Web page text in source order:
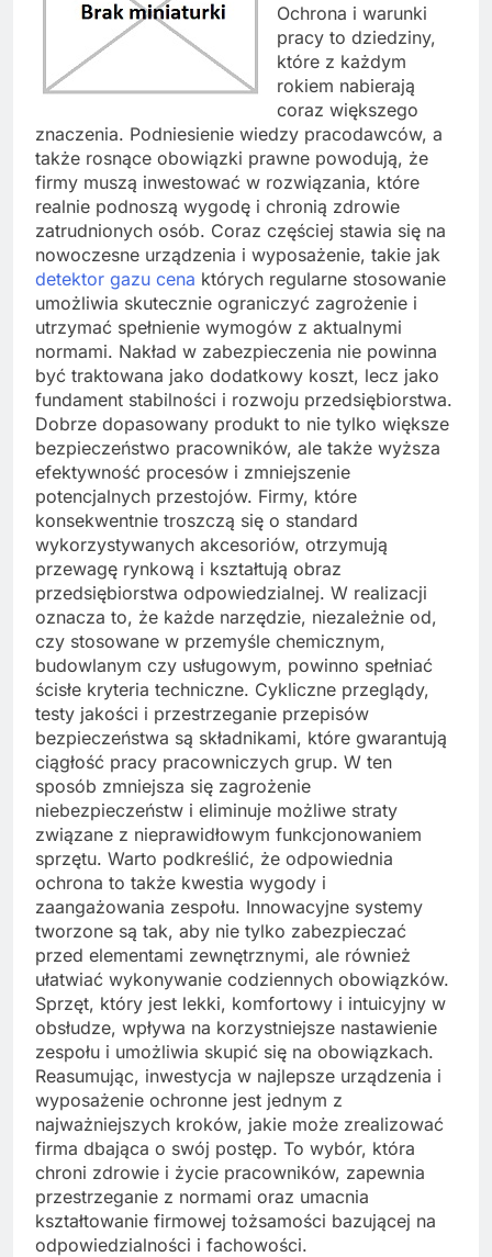
Ochrona i warunki
pracy to dziedziny,
które z każdym
rokiem nabierają
coraz większego
znaczenia. Podniesienie wiedzy pracodawców, a
także rosnące obowiązki prawne powodują, że
firmy muszą inwestować w rozwiązania, które
realnie podnoszą wygodę i chronią zdrowie
zatrudnionych osób. Coraz częściej stawia się na
nowoczesne urządzenia i wyposażenie, takie jak
detektor gazu cena których regularne stosowanie
umożliwia skutecznie ograniczyć zagrożenie i
utrzymać spełnienie wymogów z aktualnymi
normami. Nakład w zabezpieczenia nie powinna
być traktowana jako dodatkowy koszt, lecz jako
fundament stabilności i rozwoju przedsiębiorstwa.
Dobrze dopasowany produkt to nie tylko większe
bezpieczeństwo pracowników, ale także wyższa
efektywność procesów i zmniejszenie
potencjalnych przestojów. Firmy, które
konsekwentnie troszczą się o standard
wykorzystywanych akcesoriów, otrzymują
przewagę rynkową i kształtują obraz
przedsiębiorstwa odpowiedzialnej. W realizacji
oznacza to, że każde narzędzie, niezależnie od,
czy stosowane w przemyśle chemicznym,
budowlanym czy usługowym, powinno spełniać
ścisłe kryteria techniczne. Cykliczne przeglądy,
testy jakości i przestrzeganie przepisów
bezpieczeństwa są składnikami, które gwarantują
ciągłość pracy pracowniczych grup. W ten
sposób zmniejsza się zagrożenie
niebezpieczeństw i eliminuje możliwe straty
związane z nieprawidłowym funkcjonowaniem
sprzętu. Warto podkreślić, że odpowiednia
ochrona to także kwestia wygody i
zaangażowania zespołu. Innowacyjne systemy
tworzone są tak, aby nie tylko zabezpieczać
przed elementami zewnętrznymi, ale również
ułatwiać wykonywanie codziennych obowiązków.
Sprzęt, który jest lekki, komfortowy i intuicyjny w
obsłudze, wpływa na korzystniejsze nastawienie
zespołu i umożliwia skupić się na obowiązkach.
Reasumując, inwestycja w najlepsze urządzenia i
wyposażenie ochronne jest jednym z
najważniejszych kroków, jakie może zrealizować
firma dbająca o swój postęp. To wybór, która
chroni zdrowie i życie pracowników, zapewnia
przestrzeganie z normami oraz umacnia
kształtowanie firmowej tożsamości bazującej na
odpowiedzialności i fachowości.